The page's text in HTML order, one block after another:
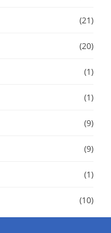
(21)
(20)
(1)
(1)
(9)
(9)
(1)
(10)